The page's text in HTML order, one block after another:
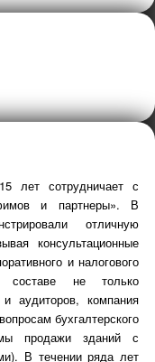
лет сотрудничает с
и партнеры». В
отличную
консультационные
и налогового
не только
аудиторов, компания
бухгалтерского
продажи зданий с
В течении ряда лет